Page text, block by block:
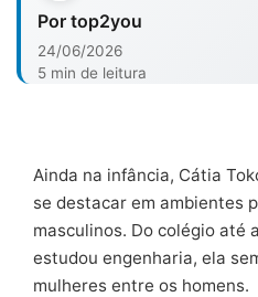
Por top2you
24/06/2026
5 min de leitura
Ainda na infância, Cátia
se destacar em ambientes
masculinos. Do colégio até
estudou engenharia, ela
mulheres entre os homens.